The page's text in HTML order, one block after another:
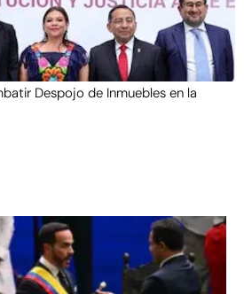
Despojo de Inmuebles en la